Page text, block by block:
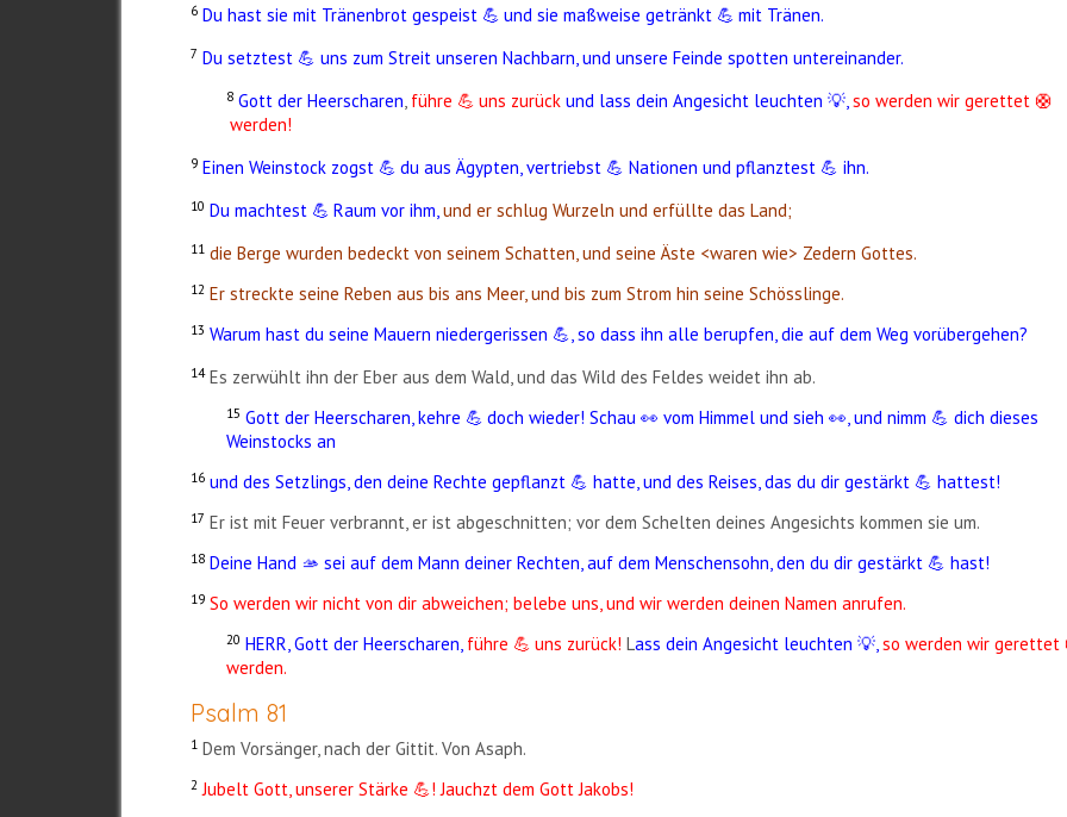
6 Du hast sie mit Tränenbrot gespeist 💪 ​und sie maßweise getränkt 💪 ​mit Tränen.
7 Du setztest 💪 uns zum Streit unseren Nachbarn, und unsere Feinde spotten untereinander.
8 Gott der Heerscharen, führe 💪 ​uns zurück und lass dein Angesicht leuchten 💡, so werden wir gerettet 🛟
werden!
9 Einen Weinstock zogst 💪 ​du aus Ägypten, vertriebst 💪 Nationen und pflanztest 💪 ihn.
10 Du machtest 💪 ​Raum vor ihm, und er schlug Wurzeln und erfüllte das Land;
11 die Berge wurden bedeckt von seinem Schatten, und seine Äste <waren wie> Zedern Gottes.
12 Er streckte seine Reben aus bis ans Meer, und bis zum Strom hin seine Schösslinge.
13 Warum hast du seine Mauern niedergerissen 💪, so dass ihn alle berupfen, die auf dem Weg vorübergehen?
14 Es zerwühlt ihn der Eber aus dem Wald, und das Wild des Feldes weidet ihn ab.
15 Gott der Heerscharen, kehre 💪 ​doch wieder! Schau👀 vom Himmel und sieh👀, und nimm 💪 dich dieses
Weinstocks an
16 und des Setzlings, den deine Rechte gepflanzt 💪 hatte, und des Reises, das du dir gestärkt 💪 hattest!
17 Er ist mit Feuer verbrannt, er ist abgeschnitten; vor dem Schelten deines Angesichts kommen sie um.
18 Deine Hand 🫴 sei auf dem Mann deiner Rechten, auf dem Menschensohn, den du dir gestärkt 💪 hast!
19 So werden wir nicht von dir abweichen; belebe uns, und wir werden deinen Namen anrufen.
20 HERR, Gott der Heerscharen, führe 💪 ​uns zurück! Lass dein Angesicht leuchten 💡, so werden wir gerettet
werden.
Psalm 81
1 Dem Vorsänger, nach der Gittit. Von Asaph.
2 Jubelt Gott, unserer Stärke 💪! Jauchzt dem Gott Jakobs!